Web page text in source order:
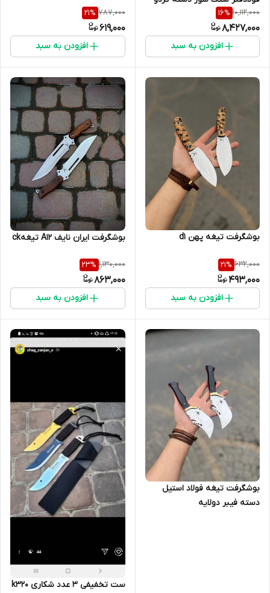
10,112,000
16%
8,427,000
افزودن به سبد
787,000
21%
619,000
افزودن به سبد
بوشگرفت تیغه پهن d1
632,000
21%
493,000
افزودن به سبد
بوشگرفت ایران نایف A12 تیغهck
1,130,000
23%
863,000
افزودن به سبد
بوشگرفت تیغه فولاد استیل
دسته فیبر دولایه
ست تخفیفی ۳ عدد شکاری k320